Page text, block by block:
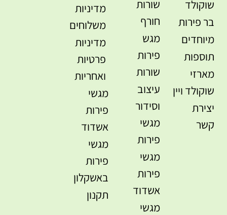
שוקולד
בר פירות
מיוחדים
תוספות
מארזי
שוקולד ויין
יצירת
קשר
שורות
חורף
מגש
פירות
שורות
עיצוב
וסידור
מגשי
פירות
מגשי
פירות
אשדוד
מגשי
מדיניות
משלוחים
מדיניות
פרטיות
ואחריות
מגשי
פירות
אשדוד
מגשי
פירות
באשקלון
תקנון